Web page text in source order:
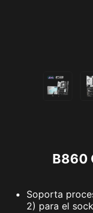
real y
B860
Soporta
2) para el